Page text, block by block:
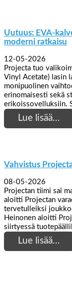
Uutuus: EVA-
moderni ratkaisu
12-05-2026
Projecta tuo
Vinyl Acetate) lasin
monipuolinen
erinomaisesti sekä
erikoissovelluksiin.
Lue lisää…
Vahvistus
08-05-2026
Projectan tiimi sai
aloitti Projectan
tervetulleiksi
Heinonen aloitti
siirtyessä
Lue lisää…